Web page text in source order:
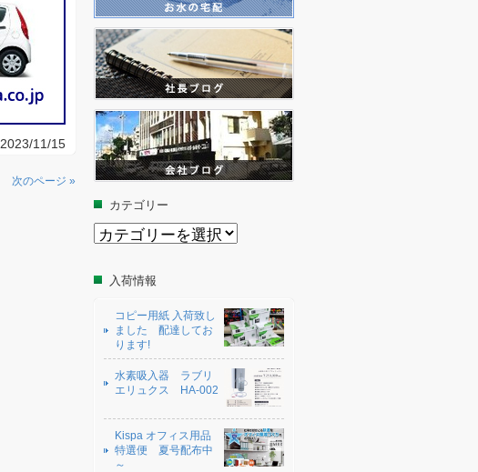
2023/11/15
次のページ »
カテゴリー
カ
テ
ー
入荷情報
コピー用紙 入荷致し
ました 配達してお
ります!
水素吸入器 ラブリ
エリュクス HA-002
Kispa オフィス用品
特選便 夏号配布中
～